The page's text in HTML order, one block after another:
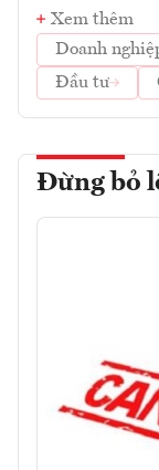
Xem thêm
Doanh
Đầu tư
Đừng bỏ